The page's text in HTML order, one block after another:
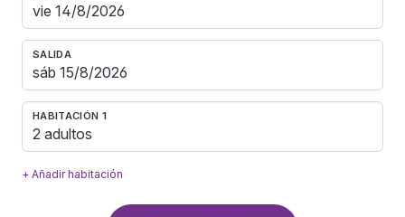
SALIDA
HABITACIÓN 1
2 adultos
+ Añadir habitación